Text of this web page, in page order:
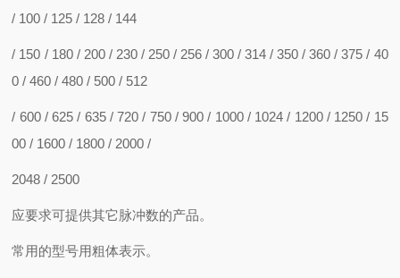
/ 100 / 125 / 128 / 144
/ 150 / 180 / 200 / 230 / 250 / 256 / 300 / 314 / 350 / 360 / 375 / 40
0 / 460 / 480 / 500 / 512
/ 600 / 625 / 635 / 720 / 750 / 900 / 1000 / 1024 / 1200 / 1250 / 15
00 / 1600 / 1800 / 2000 /
2048 / 2500
应要求可提供其它脉冲数的产品。
常用的型号用粗体表示。